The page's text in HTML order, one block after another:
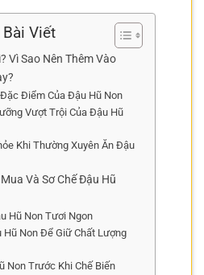
Viết
Vì Sao Nên Thêm Vào
Điểm Của Đậu Hũ Non
Vượt Trội Của Đậu Hũ
Khi Thường Xuyên Ăn Đậu
Và Sơ Chế Đậu Hũ
Hũ Non Tươi Ngon
Hũ Non Để Giữ Chất Lượng
Non Trước Khi Chế Biến